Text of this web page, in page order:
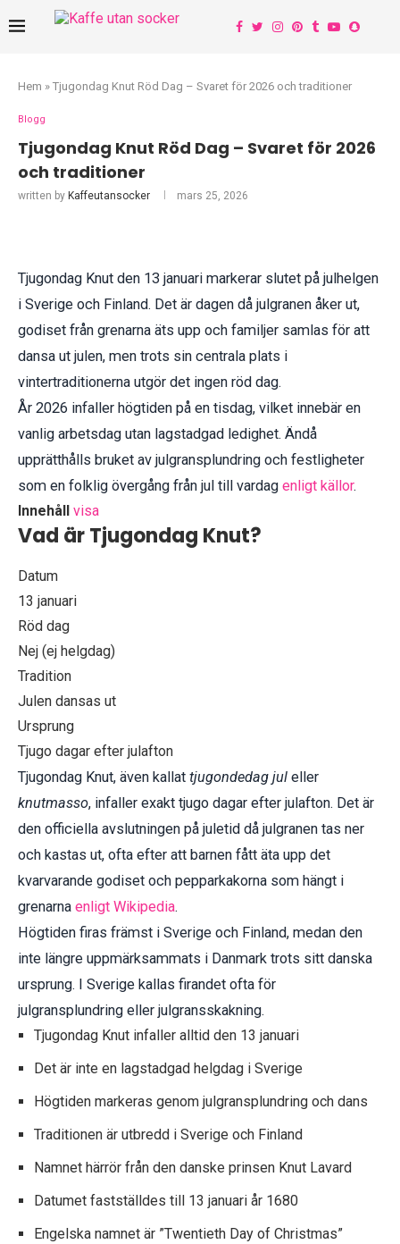
Hem » Tjugondag Knut Röd Dag – Svaret för 2026 och traditioner
Blogg
Tjugondag Knut Röd Dag – Svaret för 2026
och traditioner
written by Kaffeutansocker mars 25, 2026
Tjugondag Knut den 13 januari markerar slutet på julhelgen
i Sverige och Finland. Det är dagen då julgranen åker ut,
godiset från grenarna äts upp och familjer samlas för att
dansa ut julen, men trots sin centrala plats i
vintertraditionerna utgör det ingen röd dag.
År 2026 infaller högtiden på en tisdag, vilket innebär en
vanlig arbetsdag utan lagstadgad ledighet. Ändå
upprätthålls bruket av julgransplundring och festligheter
som en folklig övergång från jul till vardag enligt källor.
Innehåll visa
Vad är Tjugondag Knut?
Datum
13 januari
Röd dag
Nej (ej helgdag)
Tradition
Julen dansas ut
Ursprung
Tjugo dagar efter julafton
Tjugondag Knut, även kallat tjugondedag jul eller
knutmasso, infaller exakt tjugo dagar efter julafton. Det är
den officiella avslutningen på juletid då julgranen tas ner
och kastas ut, ofta efter att barnen fått äta upp det
kvarvarande godiset och pepparkakorna som hängt i
grenarna enligt Wikipedia.
Högtiden firas främst i Sverige och Finland, medan den
inte längre uppmärksammats i Danmark trots sitt danska
ursprung. I Sverige kallas firandet ofta för
julgransplundring eller julgransskakning.
Tjugondag Knut infaller alltid den 13 januari
Det är inte en lagstadgad helgdag i Sverige
Högtiden markeras genom julgransplundring och dans
Traditionen är utbredd i Sverige och Finland
Namnet härrör från den danske prinsen Knut Lavard
Datumet fastställdes till 13 januari år 1680
Engelska namnet är ”Twentieth Day of Christmas”